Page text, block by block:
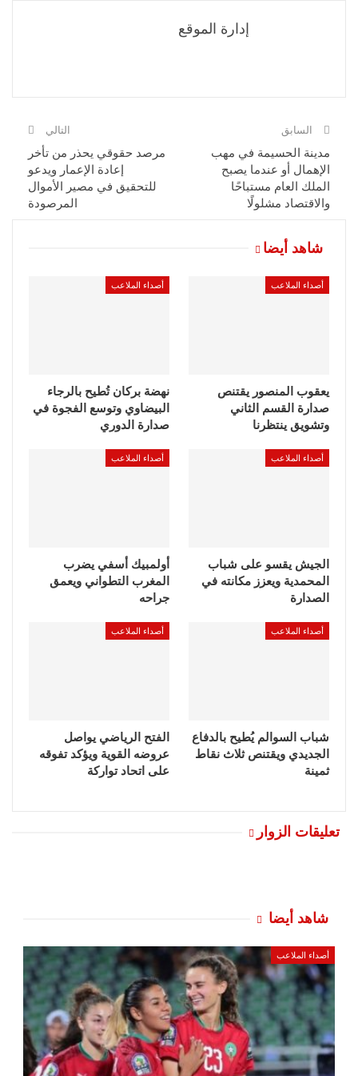
إدارة الموقع
السابق
مدينة الحسيمة في مهب
الإهمال أو عندما يصبح
الملك العام مستباحًا
والاقتصاد مشلولًا
التالي
مرصد حقوقي يحذر من تأخر
إعادة الإعمار ويدعو
للتحقيق في مصير الأموال
المرصودة
شاهد أيضا
أصداء الملاعب
يعقوب المنصور يقتنص
صدارة القسم الثاني
وتشويق ينتظرنا
أصداء الملاعب
نهضة بركان تُطيح بالرجاء
البيضاوي وتوسع الفجوة في
صدارة الدوري
أصداء الملاعب
الجيش يقسو على شباب
المحمدية ويعزز مكانته في
الصدارة
أصداء الملاعب
أولمبيك أسفي يضرب
المغرب التطواني ويعمق
جراحه
أصداء الملاعب
شباب السوالم يُطيح بالدفاع
الجديدي ويقتنص ثلاث نقاط
ثمينة
أصداء الملاعب
الفتح الرياضي يواصل
عروضه القوية ويؤكد تفوقه
على اتحاد تواركة
تعليقات الزوار
شاهد أيضا
أصداء الملاعب